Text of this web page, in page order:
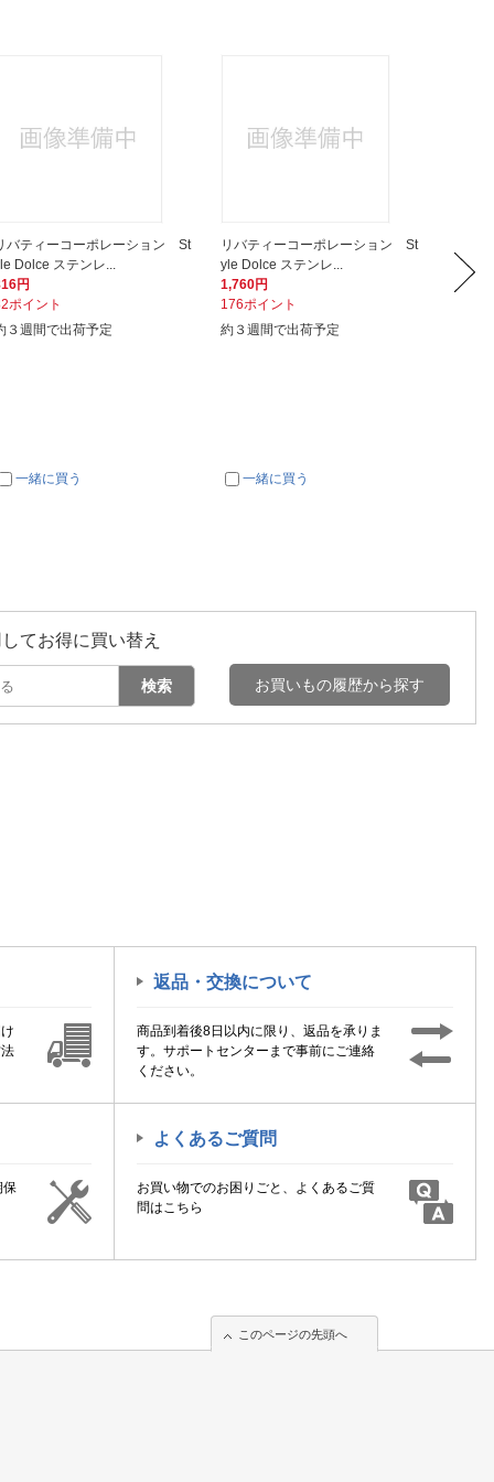
バティーコーポレーション St
Dolce ステンレ...
円
ポイント
３週間で出荷予定
一緒に買う
リバティーコーポレーション St
yle Dolce ステンレ...
1,760円
176ポイント
約３週間で出荷予定
一緒に買う
茶こ
484円
てお得に買い替え
検索 お買いもの履歴から探す
返品・交換について
商品到着後8日以内に限り、返品を承りま
す。サポートセンターまで事前にご連絡
ください。
保
よくあるご質問
お買い物でのお困りごと、よくあるご質
問はこちら
このページの先頭へ
このページの先頭へ